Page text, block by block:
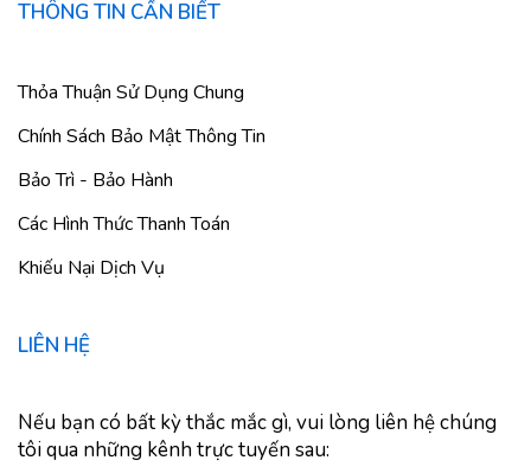
THÔNG TIN CẦN BIẾT
Thỏa Thuận Sử Dụng Chung
Chính Sách Bảo Mật Thông Tin
Bảo Trì - Bảo Hành
Các Hình Thức Thanh Toán
Khiếu Nại Dịch Vụ
LIÊN HỆ
Nếu bạn có bất kỳ thắc mắc gì, vui lòng liên hệ chúng
tôi qua những kênh trực tuyến sau: